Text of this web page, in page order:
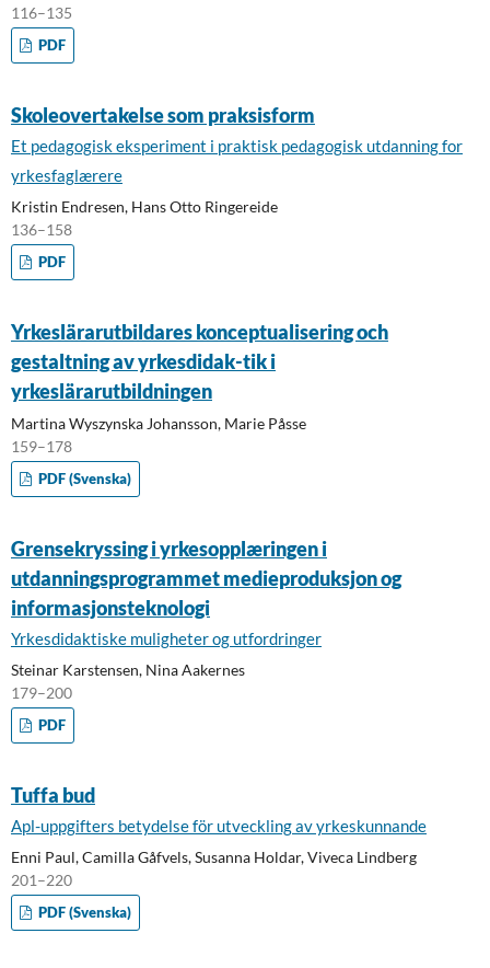
116–135
PDF
Skoleovertakelse som praksisform
Et pedagogisk eksperiment i praktisk pedagogisk utdanning for
yrkesfaglærere
Kristin Endresen, Hans Otto Ringereide
136–158
PDF
Yrkeslärarutbildares konceptualisering och
gestaltning av yrkesdidak-tik i
yrkeslärarutbildningen
Martina Wyszynska Johansson, Marie Påsse
159–178
PDF (Svenska)
Grensekryssing i yrkesopplæringen i
utdanningsprogrammet medieproduksjon og
informasjonsteknologi
Yrkesdidaktiske muligheter og utfordringer
Steinar Karstensen, Nina Aakernes
179–200
PDF
Tuffa bud
Apl-uppgifters betydelse för utveckling av yrkeskunnande
Enni Paul, Camilla Gåfvels, Susanna Holdar, Viveca Lindberg
201–220
PDF (Svenska)